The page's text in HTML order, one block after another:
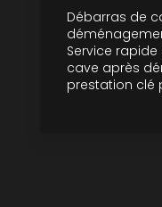
Débarras de
Service
cave après
prestation clé